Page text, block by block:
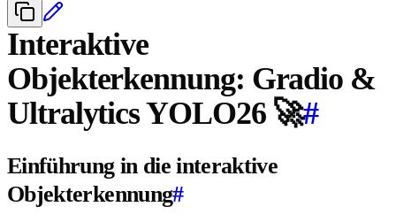
Interaktive
Objekterkennung: Gradio &
Ultralytics YOLO26 🚀#
Einführung in die interaktive
Objekterkennung#